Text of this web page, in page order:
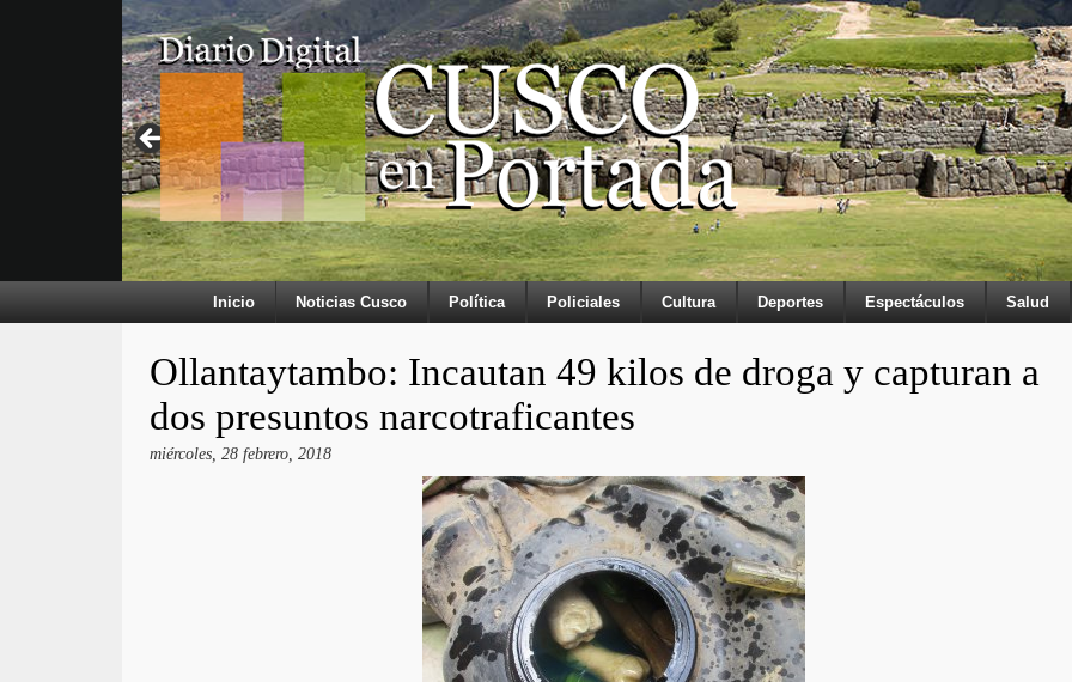
Inicio Noticias Cusco Política Policiales Cultura Deportes Espectáculos Salud
Ollantaytambo: Incautan 49 kilos de droga y capturan a
dos presuntos narcotraficantes
miércoles, 28 febrero, 2018